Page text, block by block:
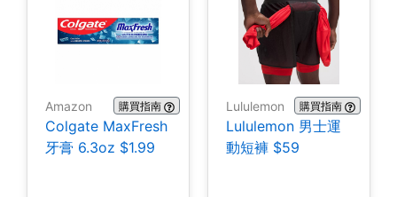
Amazon 購買指南
Colgate MaxFresh
牙膏 6.3oz $1.99
Lululemon 購買指南
Lululemon 男士運
動短褲 $59